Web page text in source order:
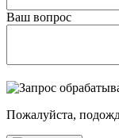
Ваш вопрос
Пожалуйста,